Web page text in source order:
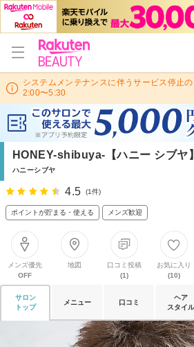
システムメンテナンスに伴うサービス停止
2:00〜5:30
HONEY-shibuya-【ハニー シブヤ】
ハニーシブヤ
4.5 (1件)
ポイントが貯まる・使える メンズ歓迎
メンズ優先
OFF
地図
口コミ投稿
(1)
お気に入り
(10)
サロン
トップ
メニュー 口コミ
ヘア
スタイル